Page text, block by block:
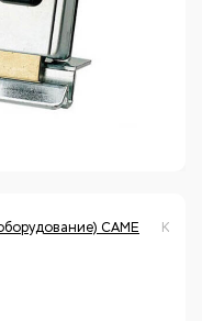
CAME Код